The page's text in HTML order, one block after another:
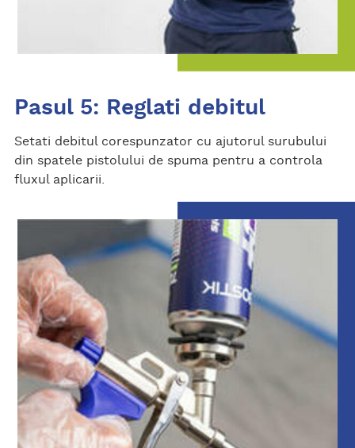
Pasul 5: Reglati debitul
Setati debitul corespunzator cu ajutorul surubului
din spatele pistolului de spuma pentru a controla
fluxul aplicarii.